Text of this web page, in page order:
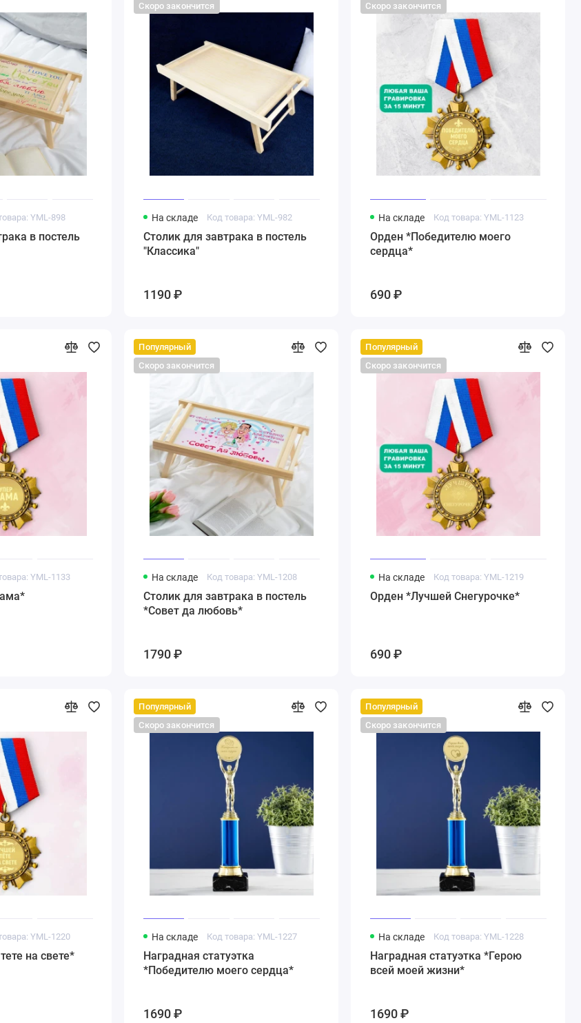
YML-898
в постель
Скоро закончится
На складе Код товара: YML-982
Столик для завтрака в постель
"Классика"
1190 ₽
Скоро закончится
На складе Код товара: YML-1123
Орден *Победителю моего
сердца*
690 ₽
YML-1133
Популярный
Скоро закончится
На складе Код товара: YML-1208
Столик для завтрака в постель
*Совет да любовь*
1790 ₽
Популярный
Скоро закончится
На складе Код товара: YML-1219
Орден *Лучшей Снегурочке*
690 ₽
YML-1220
на свете*
Популярный
Скоро закончится
На складе Код товара: YML-1227
Наградная статуэтка
*Победителю моего сердца*
1690 ₽
Популярный
Скоро закончится
На складе Код товара: YML-1228
Наградная статуэтка *Герою
всей моей жизни*
1690 ₽